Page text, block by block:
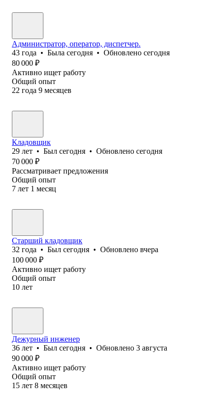
Администратор, оператор, диспетчер.
43 года • Была сегодня • Обновлено сегодня
80 000 ₽
Активно ищет работу
Общий опыт
22 года 9 месяцев
Кладовщик
29 лет • Был сегодня • Обновлено сегодня
70 000 ₽
Рассматривает предложения
Общий опыт
7 лет 1 месяц
Старший кладовщик
32 года • Был сегодня • Обновлено вчера
100 000 ₽
Активно ищет работу
Общий опыт
10 лет
Дежурный инженер
36 лет • Был сегодня • Обновлено 3 августа
90 000 ₽
Активно ищет работу
Общий опыт
15 лет 8 месяцев